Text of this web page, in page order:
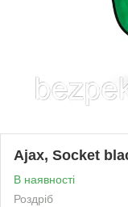
Ajax, Socket
В наявності
Роздріб